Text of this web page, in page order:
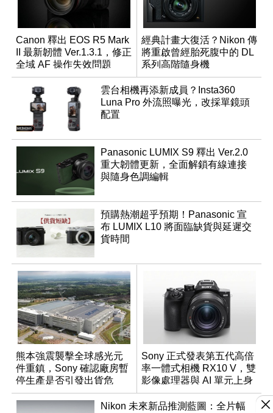
Canon 釋出 EOS R5 Mark
II 最新韌體 Ver.1.3.1，修正
全域 AF 操作失效問題
經典計畫大復活？Nikon 傳
將重啟曾經胎死腹中的 DL
系列高階隨身機
雲台相機再添新成員？Insta360
Luna Pro 外流照曝光，改採單鏡頭
配置
Panasonic LUMIX S9 釋出 Ver.2.0
重大韌體更新，全面解鎖有線連接
與隨身色調編輯
預購熱潮超乎預期！Panasonic 宣
布 LUMIX L10 將面臨缺貨與延遲交
貨時間
熊本強震襲擊全球感光元
件重鎮，Sony 確認廠房暫
停生產是否引發出貨危
機？
Sony 正式發表第五代高倍
率一體式相機 RX10 V，雙
影像處理器與 AI 單元上身
Nikon 未來新品推測藍圖：全片幅